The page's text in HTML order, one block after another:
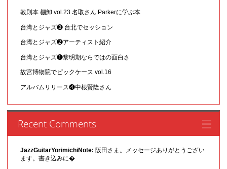
教則本 棚卸 vol.23 名取さん Parkerに学ぶ本
台湾とジャズ❸ 台北でセッション
台湾とジャズ❷アーティスト紹介
台湾とジャズ❶黎明期ならではの面白さ
故宮博物院でピックケース vol.16
アルバムリリース❹中根賢隆さん
Recent Comments
JazzGuitarYorimichiNote: 阪田さま。メッセージありがとうござい
ます。書き込みに�